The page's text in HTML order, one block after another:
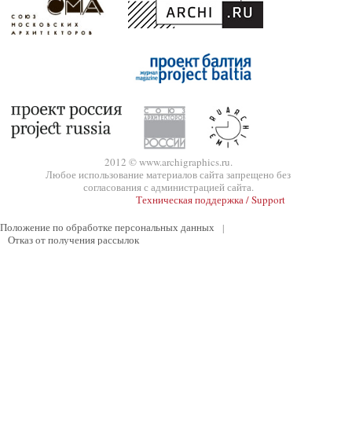
2012 © www.archigraphics.ru.
Любое использование материалов сайта запрещено без
согласования с администрацией сайта.
Техническая поддержка / Support
Положение по обработке персональных данных
|
Отказ от получения рассылок